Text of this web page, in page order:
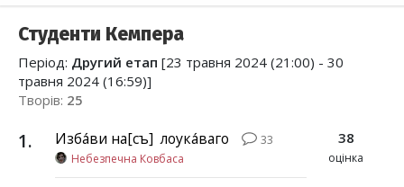
Студенти Кемпера
Період: Другий етап [23 травня 2024 (21:00) - 30
травня 2024 (16:59)]
Творів: 25
1. Изба́ви на[съ] ѿ лоука́ваго
33
Небезпечна Ковбаса
38
оцінка